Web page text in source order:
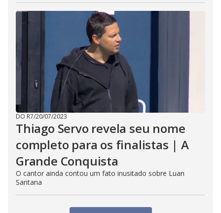
DO R7/20/07/2023
Thiago Servo revela seu nome
completo para os finalistas | A
Grande Conquista
O cantor ainda contou um fato inusitado sobre Luan
Santana